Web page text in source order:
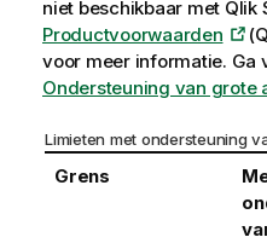
niet beschikbaar met Qlik
Productvoorwaarden
voor meer informatie. Ga
Ondersteuning van grote
Limieten met ondersteuning
Grens